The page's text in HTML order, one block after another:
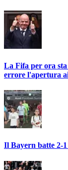
La Fifa per ora
errore l'apertura
Il Bayern batte 2-